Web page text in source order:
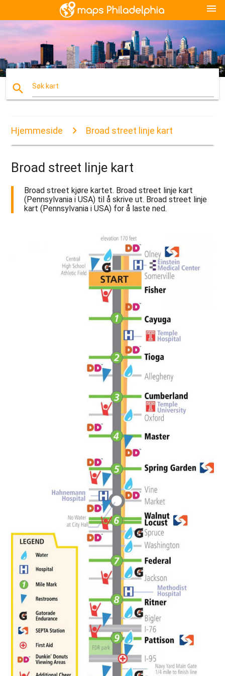
menu
search Søk kart
Hjemmeside Broad street linje kart
Broad street linje kart
Broad street kjøre kartet. Broad street linje kart
(Pennsylvania i USA) til å skrive ut. Broad street linje
kart (Pennsylvania i USA) for å laste ned.